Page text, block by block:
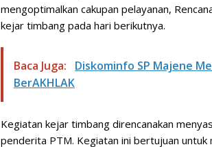
mengoptimalkan cakupan pelayanan,
kejar timbang pada hari berikutnya.
Baca Juga:
Diskominfo SP Majene
BerAKHLAK
Kegiatan kejar timbang direncanakan
penderita PTM. Kegiatan ini bertujuan